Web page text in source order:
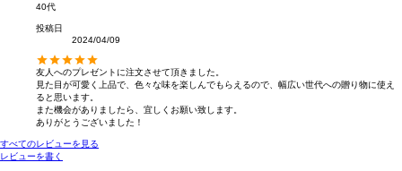
40代
投稿日
2024/04/09
友人へのプレゼントに注文させて頂きました。
見た目が可愛く上品で、色々な味を楽しんでもらえるので、幅広い世代への贈り物に使え
ると思います。
また機会がありましたら、宜しくお願い致します。
ありがとうございました！
すべてのレビューを見る
レビューを書く